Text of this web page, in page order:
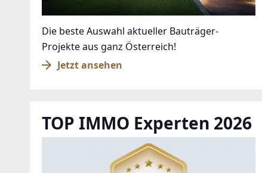
Die beste Auswahl aktueller Bauträger-
Projekte aus ganz Österreich!
Jetzt ansehen
TOP IMMO Experten 2026